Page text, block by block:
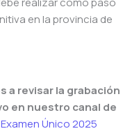
en la provincia de
a revisar la grabación
en nuestro canal de
Único 2025